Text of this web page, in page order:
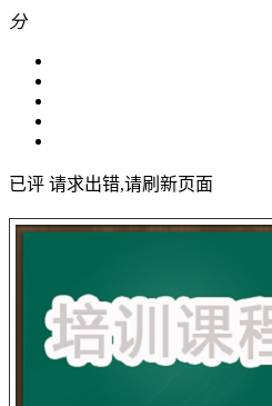
分
已评 请求出错,请刷新页面